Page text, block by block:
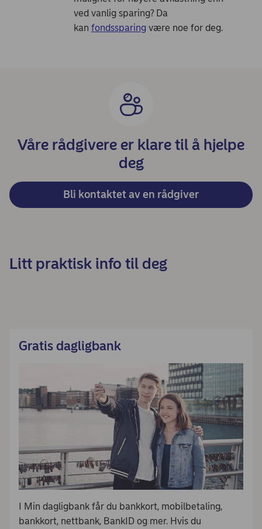
ved vanlig sparing? Da
kan fondssparing være noe for deg.
Våre rådgivere er klare til å hjelpe
deg
Bli kontaktet av en rådgiver
Litt praktisk info til deg
Gratis dagligbank
I Min dagligbank får du bankkort, mobilbetaling,
bankkort, nettbank, BankID og mer. Hvis du